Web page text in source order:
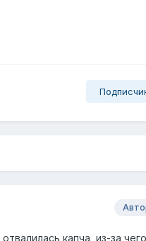
отвалилась капча, из-за